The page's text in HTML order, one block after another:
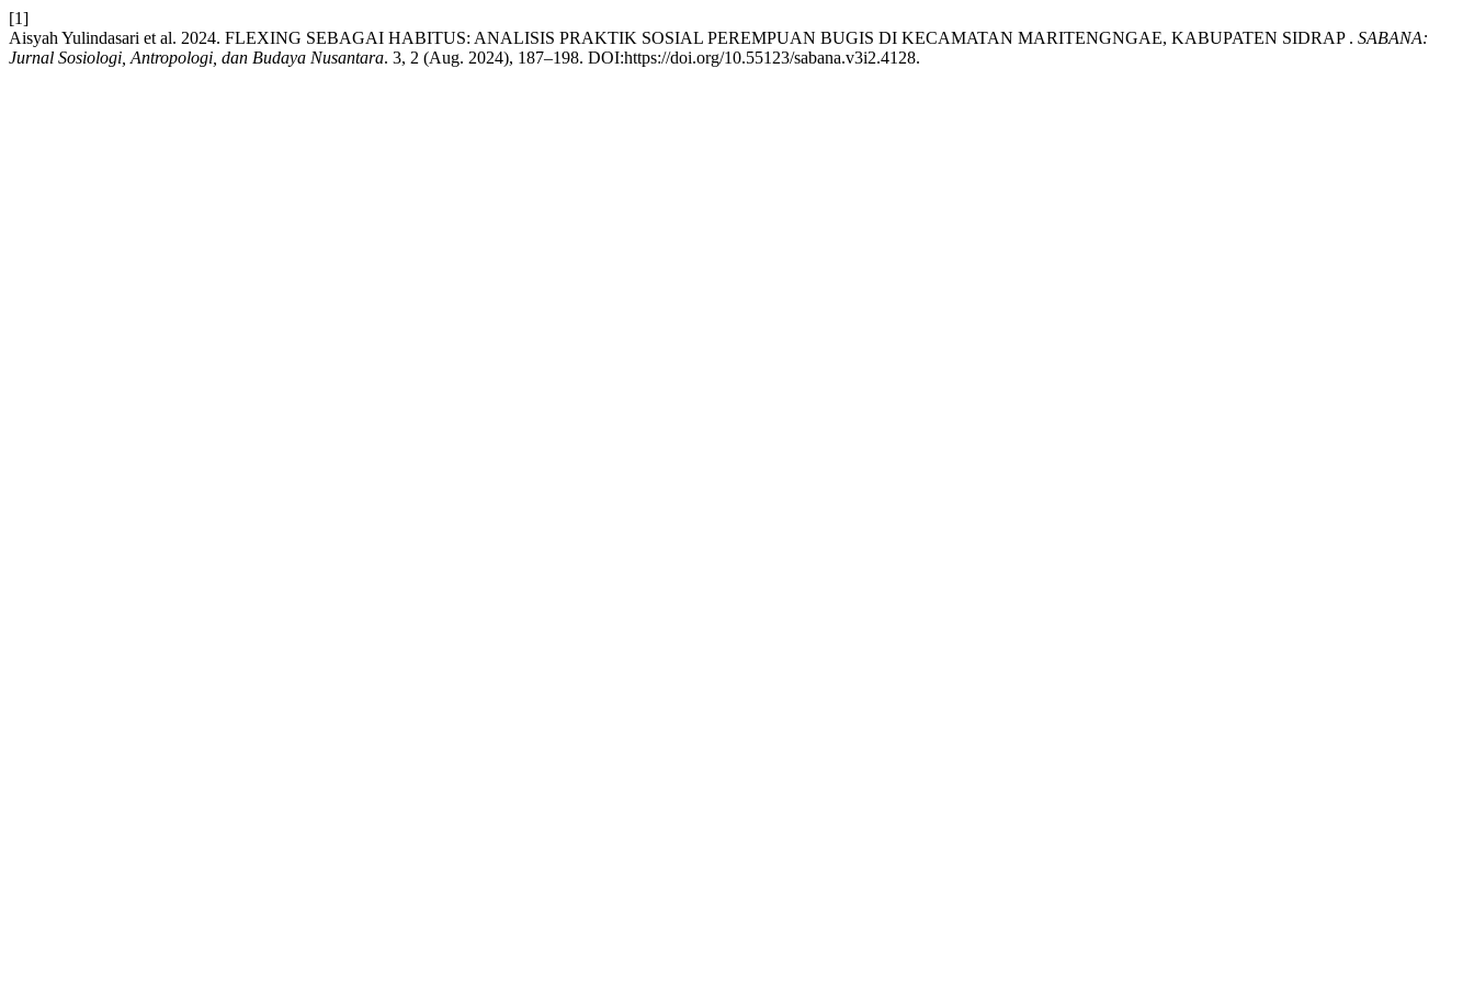
[1]
Aisyah Yulindasari et al. 2024. FLEXING SEBAGAI HABITUS: ANALISIS PRAKTIK SOSIAL PEREMPUAN BUGIS DI KECAMATAN MARITENGNGAE, KABUPATEN SIDRAP . SABANA:
Jurnal Sosiologi, Antropologi, dan Budaya Nusantara. 3, 2 (Aug. 2024), 187–198. DOI:https://doi.org/10.55123/sabana.v3i2.4128.